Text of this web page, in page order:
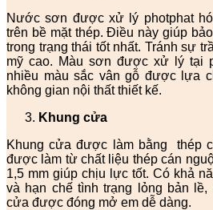
Nước sơn được xử lý photphat
trên bề mặt thép. Điều này giúp
trong trạng thái tốt nhất. Tránh sự
mỹ cao. Màu sơn được xử lý tại
nhiều màu sắc vân gỗ được lựa
không gian nội thất thiết kế.
Khung cửa
Khung cửa được làm bằng thép
được làm từ chất liệu thép cán
1,5 mm giúp chịu lực tốt. Có khả
và hạn chế tình trạng lỏng bản
cửa được đóng mở em dễ dàng.